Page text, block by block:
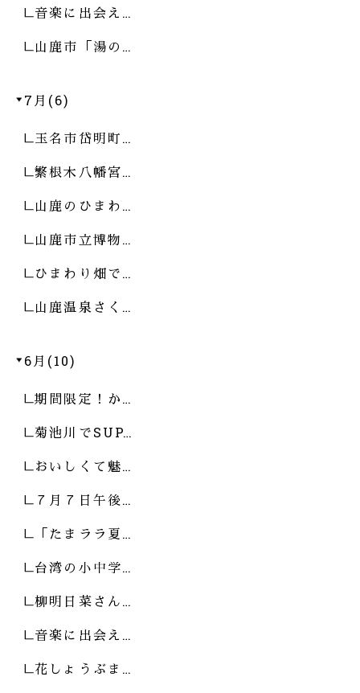
音楽に出会え…
山鹿市「湯の…
7月(6)
玉名市岱明町…
繁根木八幡宮…
山鹿のひまわ…
山鹿市立博物…
ひまわり畑で…
山鹿温泉さく…
6月(10)
期間限定！か…
菊池川でSUP…
おいしくて魅…
７月７日午後…
「たまララ夏…
台湾の小中学…
柳明日菜さん…
音楽に出会え…
花しょうぶま…